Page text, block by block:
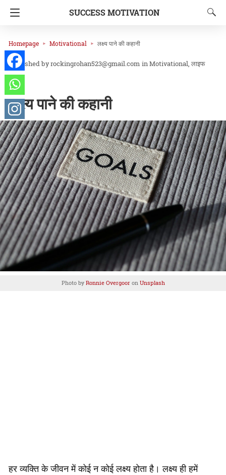
SUCCESS MOTIVATION
Homepage Motivational लक्ष्य पाने की कहानी
rockingrohan523@gmail.com inMotivational लाइफ
कोचिंग
लक्ष्य पाने की कहानी
Photo by Ronnie Overgooron Unsplash
हर व्यक्ति के जीवन में कोई न कोई लक्ष्य होता है। लक्ष्य ही हमें